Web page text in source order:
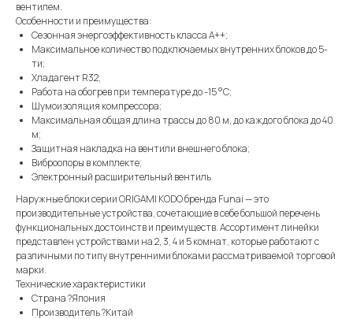
вентилем.
Особенности и преимущества:
Сезонная энергоэффективность класса А++;
Максимальное количество подключаемых внутренних блоков до 5-
ти;
Хладагент R32;
Работа на обогрев при температуре до -15 °С;
Шумоизоляция компрессора;
Максимальная общая длина трассы до 80 м, до каждого блока до 40
м;
Защитная накладка на вентили внешнего блока;
Виброопоры в комплекте;
Электронный расширительный вентиль
Наружные блоки серии ORIGAMI KODO бренда Funai — это
производительные устройства, сочетающие в себе большой перечень
функциональных достоинств и преимуществ. Ассортимент линейки
представлен устройствами на 2, 3, 4 и 5 комнат, которые работают с
различными по типу внутренними блоками рассматриваемой торговой
марки.
Технические характеристики
Страна ?Япония
Производитель ?Китай